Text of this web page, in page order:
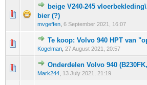
beige V240-245
bier (?)
mvgeffen 6 September 2021, 16:07
Te koop: Volvo 940 HPT van
Kogelman 27 August 2021, 20:57
0 stem - 0 van 5 gemiddeld
123 4 5
Onderdelen Volvo 940
Mark244 13 July 2021, 21:19
0 stem - 0 van 5 gemiddeld
123 45